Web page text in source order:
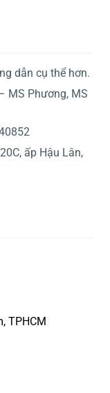
dẫn cụ thể hơn.
MS Phương, MS
ấp Hậu Lân,
TPHCM